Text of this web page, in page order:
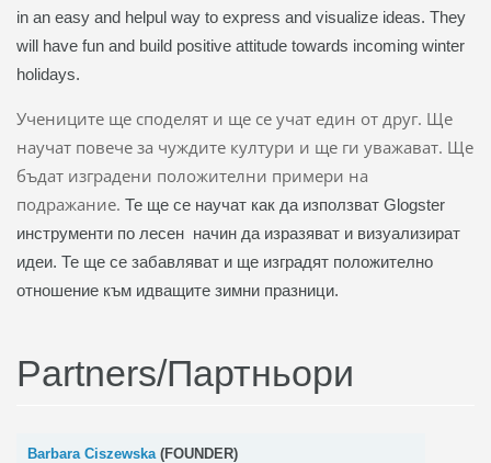
in an easy and helpul way to express and visualize ideas. They
will have fun and build positive attitude towards incoming winter
holidays.
Учениците ще споделят и ще се учат един от друг. Ще
научат повече за чуждите култури и ще ги уважават. Ще
бъдат изградени положителни примери на
подражание. Те ще се научат как да използват Glogster
инструменти по лесен начин да изразяват и визуализират
идеи. Те ще се забавляват и ще изградят положително
отношение към идващите зимни празници.
Partners/Партньори
Barbara Ciszewska (FOUNDER)